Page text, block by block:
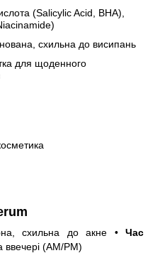
(Salicylic Acid, BHA),
схильна до висипань
для щоденного
схильна до акне • Час
ввечері (AM/PM)